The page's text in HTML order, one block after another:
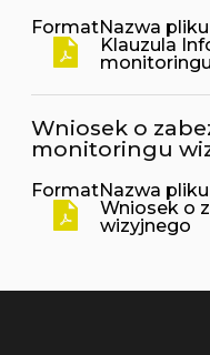
FormatNazwa pliku
Klauzula
Wniosek o
monitoringu
FormatNazwa pliku
Wniosek o
wizyjnego